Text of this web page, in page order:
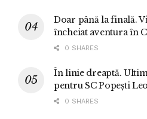
Doar până la finală.
încheiat aventura în
0 SHARES
În linie dreaptă.
pentru SC Popești
0 SHARES